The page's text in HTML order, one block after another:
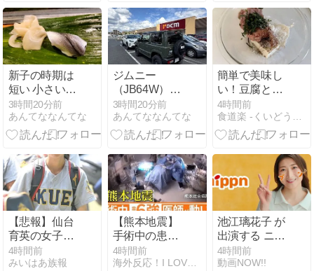
グ」練習法
つもの街に、
小さな冒険
を。」篇「い
つもの街に、
心はずむ瞬間
を。」篇
新子の時期は
短い 小さいサ
イズほど高い
～
3時間20分前
あんてななんてな
ジムニー
（JB64W）＆
スーパーカブ
１１０
（JA07）〜遅
3時間20分前
あんてななんてな
簡単で美味し
い！豆腐と大
葉入りの和風
チキンナゲッ
トで晩ごはん
4時間前
【悲報】仙台
育英の女子マ
ネ、あざとく
て炎上
4時間前
みいはあ族報
【熊本地震】
手術中の患者
を全力で守る
医師の映像が
4時間前
海外反応！I LOVE JAPAN
池江璃花子 が
出演する ニッ
プン のCM
「おいしさに
4時間前
動画NOW!!